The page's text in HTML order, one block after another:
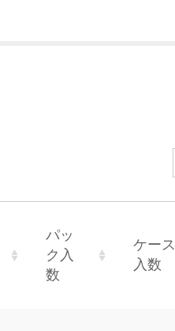
パッ
ク入
数
ケース
入数